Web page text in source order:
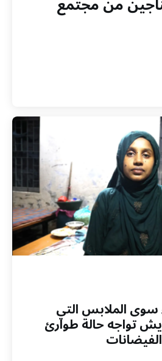
سوى الملابس التي
تواجه حالة طوارئ